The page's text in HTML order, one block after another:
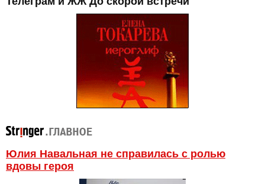
Юлия Навальная не справилась с ролью
вдовы героя